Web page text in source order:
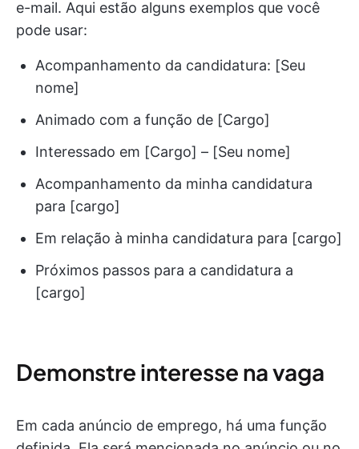
e-mail. Aqui estão alguns exemplos que você
pode usar:
Acompanhamento da candidatura: [Seu
nome]
Animado com a função de [Cargo]
Interessado em [Cargo] – [Seu nome]
Acompanhamento da minha candidatura
para [cargo]
Em relação à minha candidatura para [cargo]
Próximos passos para a candidatura a
[cargo]
Demonstre interesse na vaga
Em cada anúncio de emprego, há uma função